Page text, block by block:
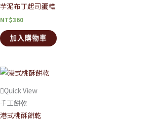
芋泥布丁起司蛋糕
NT$360
加入購物車
Quick View
手工餅乾
港式桃酥餅乾